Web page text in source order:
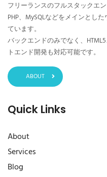
フリーランスのフルスタックエン
PHP、MySQLなどをメインとし
ています。
バックエンドのみでなく、
トエンド開発も対応可能です。
ABOUT
Quick Links
About
Services
Blog